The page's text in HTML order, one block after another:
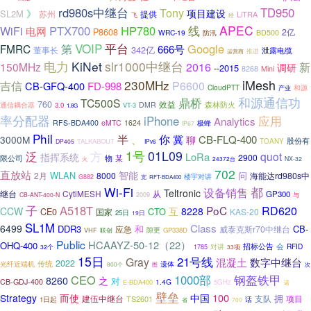
SL2M 》 苏州 rd980s中继台 飞 提供 Tony 项目建设 经 LiTRA TD950
WiFi 电网 PTX700 P8608 HP780 WRC-19 线 防汛 APEC BD500 2亿
FMRC 董事长 第 VOIP平台 342亿 666号Google 运营商 推进 泄露电缆
150MHz 电力 KiNetslr1000中继台 2016 --2015 8268 Mini 调研 新
吉信CB-GFQ-400 FD-998230MHz P6600 CloudPTT iMesh 产业 和源
通信耦合器 760 3.0 1.8G TC500S VT-3 DMR 效益 鼎桥 森林防火 和源通信功
率分配器 RFS-BDA400 eMTC 1624 iPhone IP67 极蜂 Analytics 应用
3000M Phil DP405 TALKABOUT 半 IPv6 你冀 聊 CB-FLQ-400 TOANY 股份有
限公司 泛 指挥系统 火 方 物 某 1号01L09 LoRa 24372台 2900 quot NX-32
直放站 2月 WLAN G882 8000 智能 宽 RFT-BDA400 楼宇对讲 702 问 海能达rd980s中
继台 CB-ANT-400-N CytiMESH Wi-Fi 2009 从 Teltronic 设备销售 都 GP300 与
CCW 子 CE0 A518T 国家 25日 19日 CTO 互 8228 PoC KAS-20 RD620
6499 SL1M DDR3 VHF 联创 应急 和 隙更 GP338D Class 威泰克斯r70中继台 CB-
OHQ-400 32个 Public HCAAYZ-50-12（22） 1785 对讲 33项 招标公告 会 RFID
光纤近端机 传统 2022 15日 800个 Gray 图 遗体 21号线混凝土 数字中继台 次
CB-GDJ-400 8260 CEO 之 对 E-BDA400 1.4G 1000部 5GHz 钢盔铁甲 诺
Strategy 1日起 而使 建伍中继台 TS2601 壁垒 省 中国 100 700 话 支队 拥 项目